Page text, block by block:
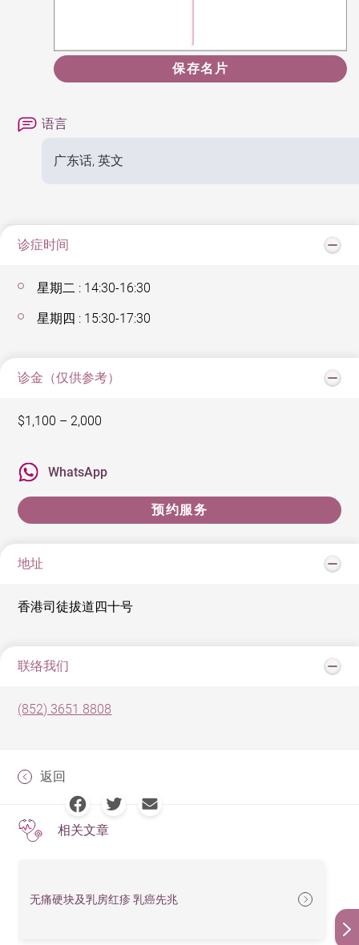
保存名片
语言
广东话, 英文
诊症时间
星期二 : 14:30-16:30
星期四 : 15:30-17:30
诊金（仅供参考）
$1,100 – 2,000
WhatsApp
预约服务
地址
香港司徒拔道四十号
联络我们
(852) 3651 8808
返回
相关文章
无痛硬块及乳房红疹 乳癌先兆